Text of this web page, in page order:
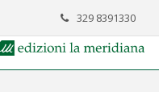
329 8391330